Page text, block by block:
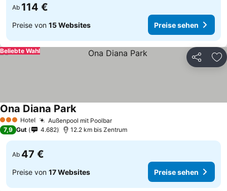
Ab 114 €
Preise von 15 Websites Preise sehen
Teilen
Beliebte Wahl
3 SterneHotel Außenpool mit Poolbar
Ona Diana Park
7,9 Gut 4.682 12.2 km bis Zentrum
Ab 47 €
Preise von 17 Websites Preise sehen